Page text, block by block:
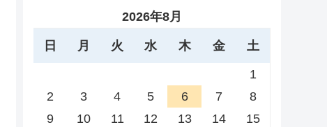
2026年8月
日 月 火 水 木 金 土
1
2
3 4 5 6 7
8
9
10 11 12 13 14
15